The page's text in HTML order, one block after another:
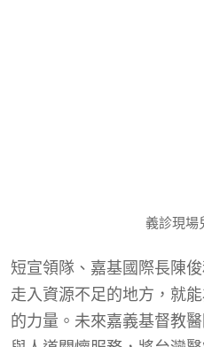
與人道關懷服務，將台灣
號，而是實際溫暖世界的